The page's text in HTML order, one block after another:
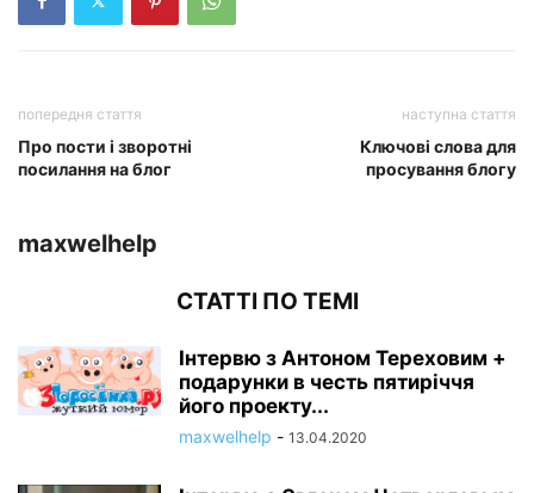
попередня стаття
Про пости і зворотні
посилання на блог
наступна стаття
Ключові слова для
просування блогу
maxwelhelp
СТАТТІ ПО ТЕМІ
Інтервю з Антоном Тереховим +
подарунки в честь пятиріччя
його проекту...
maxwelhelp - 13.04.2020